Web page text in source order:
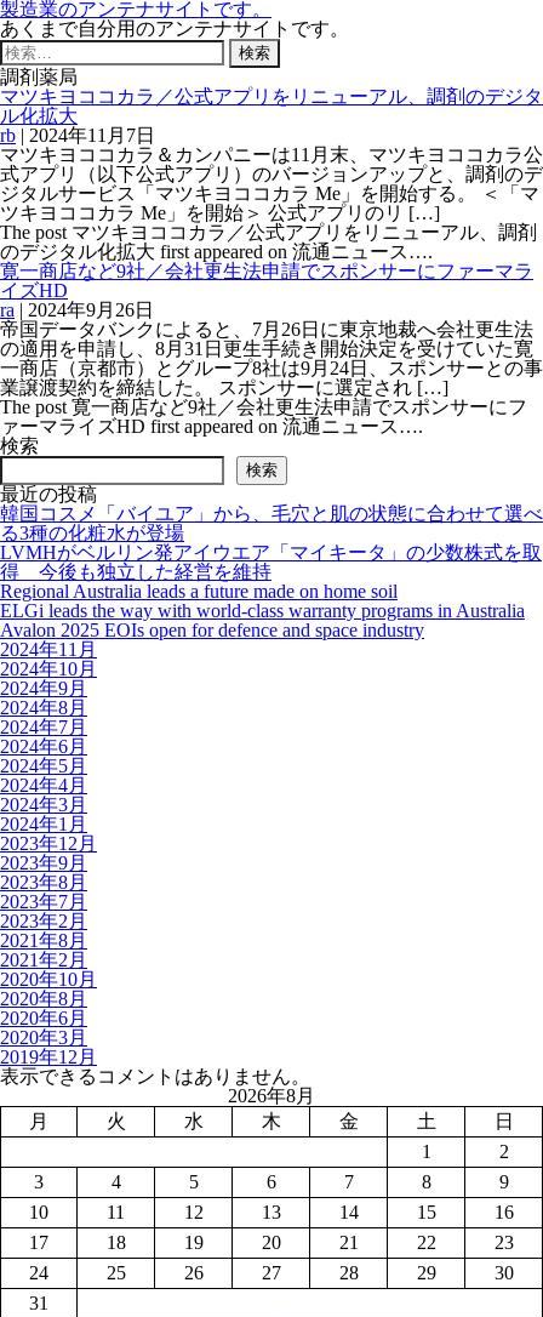
製造業のアンテナサイトです。
あくまで自分用のアンテナサイトです。
検
索:
調剤薬局
マツキヨココカラ／公式アプリをリニューアル、調剤のデジタ
ル化拡大
rb | 2024年11月7日
マツキヨココカラ＆カンパニーは11月末、マツキヨココカラ公
式アプリ（以下公式アプリ）のバージョンアップと、調剤のデ
ジタルサービス「マツキヨココカラ Me」を開始する。 ＜「マ
ツキヨココカラ Me」を開始＞ 公式アプリのリ […]
The post マツキヨココカラ／公式アプリをリニューアル、調剤
のデジタル化拡大 first appeared on 流通ニュース….
寛一商店など9社／会社更生法申請でスポンサーにファーマラ
イズHD
ra | 2024年9月26日
帝国データバンクによると、7月26日に東京地裁へ会社更生法
の適用を申請し、8月31日更生手続き開始決定を受けていた寛
一商店（京都市）とグループ8社は9月24日、スポンサーとの事
業譲渡契約を締結した。 スポンサーに選定され […]
The post 寛一商店など9社／会社更生法申請でスポンサーにフ
ァーマライズHD first appeared on 流通ニュース….
検索
検索
最近の投稿
韓国コスメ「バイユア」から、毛穴と肌の状態に合わせて選べ
る3種の化粧水が登場
LVMHがベルリン発アイウエア「マイキータ」の少数株式を取
得 今後も独立した経営を維持
Regional Australia leads a future made on home soil
ELGi leads the way with world-class warranty programs in Australia
Avalon 2025 EOIs open for defence and space industry
2024年11月
2024年10月
2024年9月
2024年8月
2024年7月
2024年6月
2024年5月
2024年4月
2024年3月
2024年1月
2023年12月
2023年9月
2023年8月
2023年7月
2023年2月
2021年8月
2021年2月
2020年10月
2020年8月
2020年6月
2020年3月
2019年12月
表示できるコメントはありません。
2026年8月
月
火 水 木 金 土
日
1
2
3
4 5 6 7 8
9
10
11 12 13 14 15
16
17
18 19 20 21 22
23
24
25 26 27 28 29
30
31